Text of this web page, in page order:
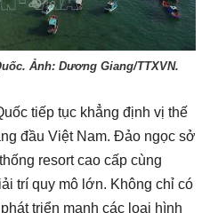
Ảnh: Dương Giang/TTXVN.
tiếp tục khẳng định vị thế
đầu Việt Nam. Đảo ngọc sở
resort cao cấp cùng
trí quy mô lớn. Không chỉ có
triển mạnh các loại hình